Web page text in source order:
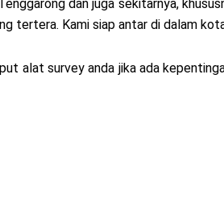
dan juga sekitarnya,
tertera. Kami siap antar di dalam
alat survey anda jika ada